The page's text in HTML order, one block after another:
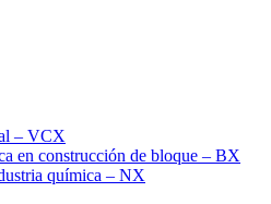
– VCX
en construcción de bloque – BX
química – NX